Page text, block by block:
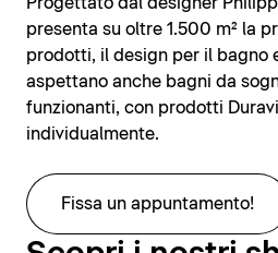
presenta su oltre 1.500 m² la
prodotti, il design per il bagno
aspettano anche bagni da
funzionanti, con prodotti
individualmente.
Fissa un appuntamento!